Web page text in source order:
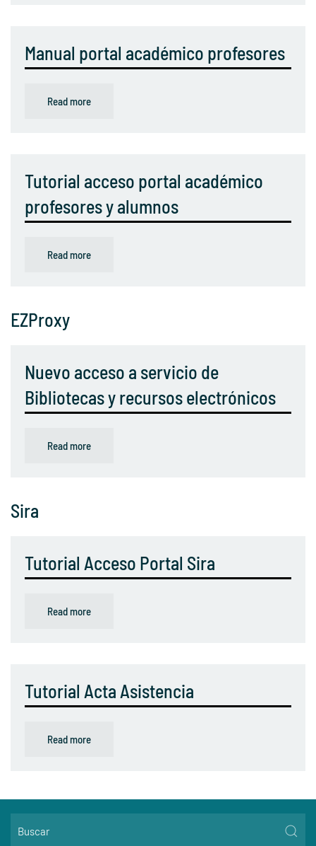
Manual portal académico profesores
Read more
Tutorial acceso portal académico
profesores y alumnos
Read more
EZProxy
Nuevo acceso a servicio de
Bibliotecas y recursos electrónicos
Read more
Sira
Tutorial Acceso Portal Sira
Read more
Tutorial Acta Asistencia
Read more